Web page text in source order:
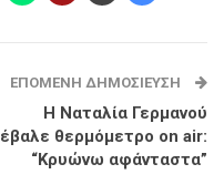
ΕΠΌΜΕΝΗ ΔΗΜΟΣΊΕΥΣΗ
Η Ναταλία Γερμανού
έβαλε θερμόμετρο on air:
“Κρυώνω αφάνταστα”